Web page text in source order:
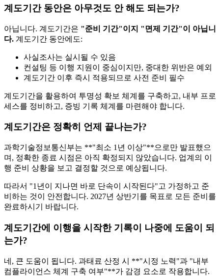
계도기간 동안은 아무것도 안 해도 되는가?
아닙니다. 계도기간은 "준비 기간"이지 "면제 기간"이 아닙니
다. 계도기간 동안에도:
사실조사는 실시될 수 있음
컨설팅 등 이행 지원이 중심이지만, 중대한 위반은 예외
계도기간 이후 즉시 적용되므로 사전 준비 필수
계도기간을 활용하여 투명성 확보 체계를 구축하고, 내부 프로
세스를 정비하고, 증빙 기록 체계를 마련해야 합니다.
계도기간은 정확히 언제 끝나는가?
과학기술정보통신부는 **"최소 1년 이상"**으로만 발표했으
며, 정확한 종료 시점은 아직 확정되지 않았습니다. 업계의 이
행 준비 상황을 보고 결정할 것으로 예상됩니다.
따라서 "1년이 지나면 바로 단속이 시작된다"고 가정하고 준
비하는 것이 안전합니다. 2027년 상반기를 목표로 모든 준비를
완료하시기 바랍니다.
계도기간에 이행을 시작한 기록이 나중에 도움이 되
는가?
네, 큰 도움이 됩니다. 과태료 산정 시 **"시정 노력"과 "내부
컴플라이언스 체계 구축 여부"**가 감경 요소로 작용합니다.